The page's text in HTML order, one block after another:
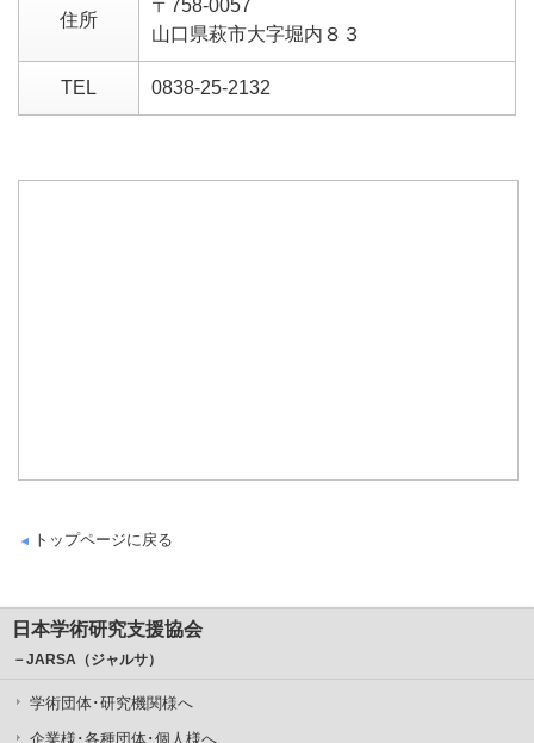
住所
〒758-0057
山口県萩市大字堀内８３
TEL 0838-25-2132
トップページに戻る
日本学術研究支援協会
－JARSA（ジャルサ）
学術団体･研究機関様へ
企業様･各種団体･個人様へ